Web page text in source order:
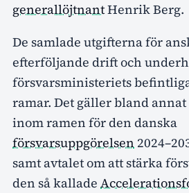
generallöjtnantHenrik Berg.
De samlade utgifterna för
efterföljande drift och
försvarsministeriets
ramar. Det gäller bland annat
inom ramen för den danska
försvarsuppgörelsen
samt avtalet om att stärka
den så kallade